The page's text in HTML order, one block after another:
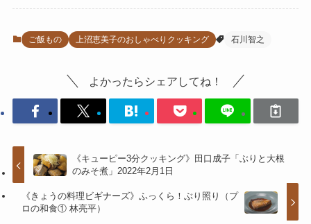
ご飯もの 上沼恵美子のおしゃべりクッキング 石川智之
よかったらシェアしてね！
《キューピー3分クッキング》田口成子「ぶりと大根
のみそ煮」2022年2月1日
《きょうの料理ビギナーズ》ふっくら！ぶり照り（プ
ロの和食① 林亮平）